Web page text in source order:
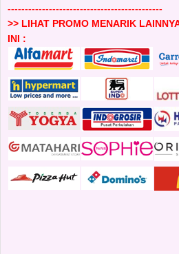
---------------------------------------------
>> LIHAT PROMO MENARIK
INI :